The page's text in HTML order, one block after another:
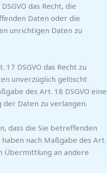
das Recht, die
Daten oder die
unrichtigen Daten zu
DSGVO das Recht zu
unverzüglich gelöscht
des Art. 18 DSGVO eine
Daten zu verlangen.
dass die Sie betreffenden
nach Maßgabe des Art.
Übermittlung an andere